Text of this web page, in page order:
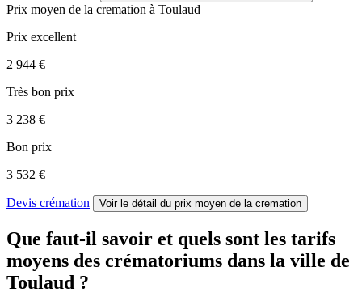
Prix moyen de la cremation à Toulaud
Prix excellent
2 944 €
Très bon prix
3 238 €
Bon prix
3 532 €
Devis crémation Voir le détail du prix moyen de la cremation
Que faut-il savoir et quels sont les tarifs
moyens des crématoriums dans la ville de
Toulaud ?